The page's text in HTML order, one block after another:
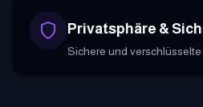
Privatsphäre &
Sichere und